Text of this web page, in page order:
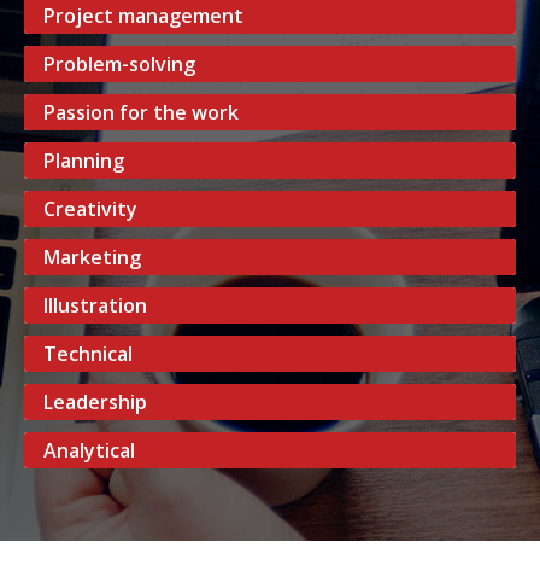
Project management
Problem-solving
Passion for the work
Planning
Creativity
Marketing
Illustration
Technical
Leadership
Analytical